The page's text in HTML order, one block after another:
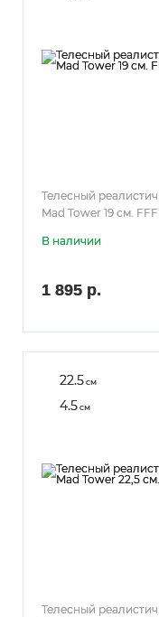
Телесный
Mad Tower 19 см. FFF
В наличии
1 895 р.
22.5см
4.5см
Телесный